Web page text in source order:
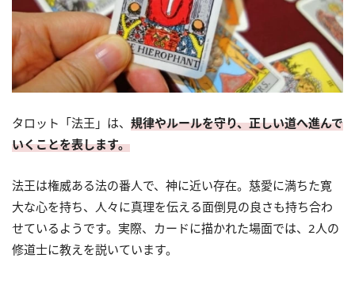
タロット「法王」は、 規律やルールを守り、正しい道へ進んで
いくことを表します。
法王は権威ある法の番人で、神に近い存在。慈愛に満ちた寛
大な心を持ち、人々に真理を伝える面倒見の良さも持ち合わ
せているようです。実際、カードに描かれた場面では、2人の
修道士に教えを説いています。